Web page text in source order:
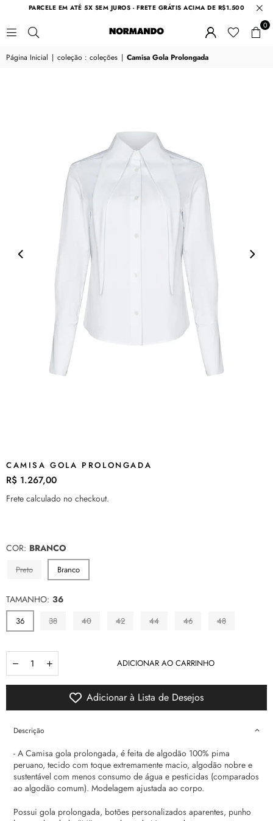
PARCELE EM ATÉ 5X SEM JUROS - FRETE GRÁTIS ACIMA DE R$1.500
NORMANDO
0
Página Inicial | coleção : coleções | Camisa Gola Prolongada
CAMISA GOLA PROLONGADA
Preço
normal
R$ 1.267,00
Frete calculado no checkout.
COR: BRANCO
Preto Branco
TAMANHO: 36
36 38 40 42 44 46 48
Quantidade
ADICIONAR AO CARRINHO
Adicionar à Lista de Desejos
Descrição
- A Camisa gola prolongada, é feita de algodão 100% pima
peruano, tecido com toque extremamente macio, algodão nobre e
sustentável com menos consumo de água e pesticidas (comparados
ao algodão comum). Modelagem ajustada ao corpo.
Possui gola prolongada, botões personalizados aparentes, punho